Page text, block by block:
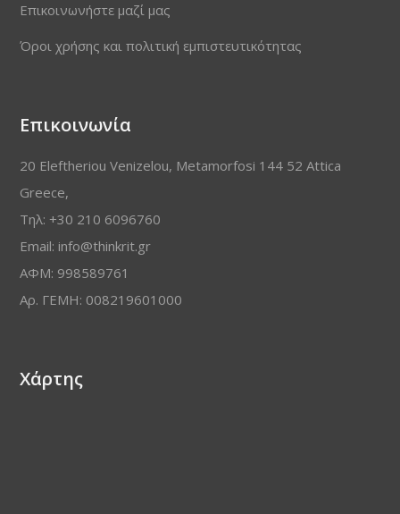
Επικοινωνήστε μαζί μας
Όροι χρήσης και πολιτική εμπιστευτικότητας
Επικοινωνία
20 Eleftheriou Venizelou, Metamorfosi 144 52 Attica
Greece,
Τηλ: +30 210 6096760
Email: info@thinkrit.gr
ΑΦΜ: 998589761
Αρ. ΓΕΜΗ: 008219601000
Χάρτης